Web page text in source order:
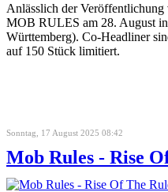
Anlässlich der
MOB RULES am 28. August
Württemberg). Co-Headliner
auf 150 Stück limitiert.
Sonntag, 17 August 2025 08:42
Mob Rules - Rise